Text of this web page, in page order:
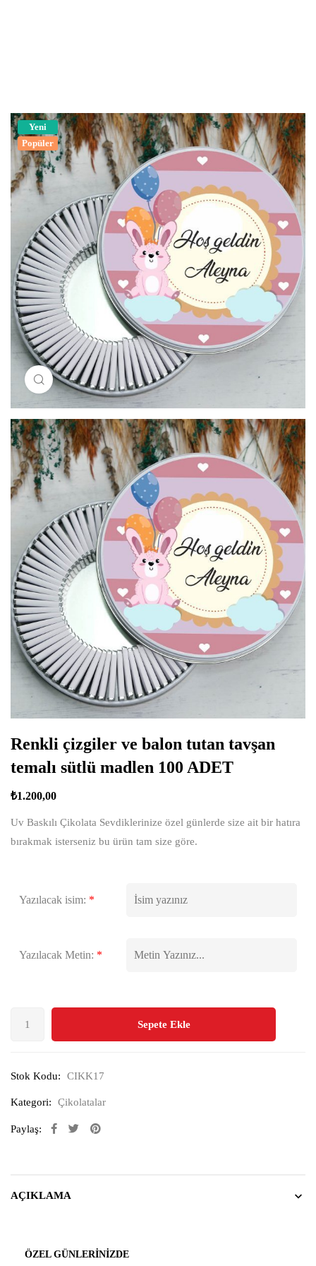
Yeni
Popüler
Resimi büyütmek için tıklayın
Renkli çizgiler ve balon tutan tavşan
temalı sütlü madlen 100 ADET
₺1.200,00
Uv Baskılı Çikolata Sevdiklerinize özel günlerde size ait bir hatıra
bırakmak isterseniz bu ürün tam size göre.
Yazılacak isim: *
Yazılacak Metin: *
Sepete Ekle
Stok Kodu: CIKK17
Kategori: Çikolatalar
Paylaş:
AÇIKLAMA
ÖZEL GÜNLERINIZDE